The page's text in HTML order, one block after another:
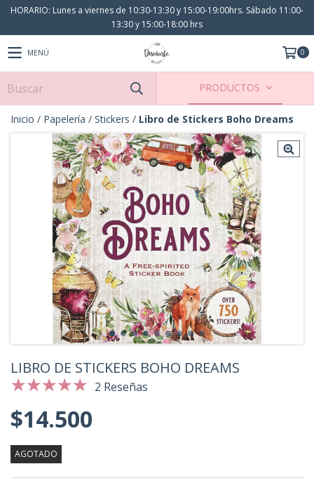
HORARIO: Lunes a viernes de 10:30-13:30 y 15:00-19:00hrs. Sábado 11:00-
13:30 y 15:00-18:00 hrs
MENÚ 0
PRODUCTOS
Inicio / Papelería / Stickers / Libro de Stickers Boho Dreams
LIBRO DE STICKERS BOHO DREAMS
2 Reseñas
$14.500
AGOTADO